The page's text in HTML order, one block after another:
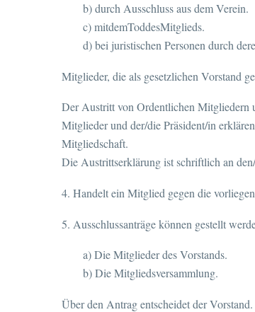
b) durch Ausschluss aus dem Verein.
c) mitdemToddesMitglieds.
d) bei juristischen Personen durch
Mitglieder, die als gesetzlichen Vorstand
Der Austritt von Ordentlichen Mitgliedern
Mitglieder und der/die Präsident/in
Mitgliedschaft.
Die Austrittserklärung ist schriftlich an
4. Handelt ein Mitglied gegen die
5. Ausschlussanträge können gestellt
a) Die Mitglieder des Vorstands.
b) Die Mitgliedsversammlung.
Über den Antrag entscheidet der Vorstand.